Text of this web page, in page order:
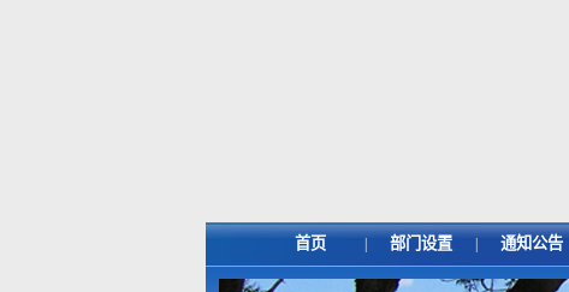
首页 部门设置 通知公告